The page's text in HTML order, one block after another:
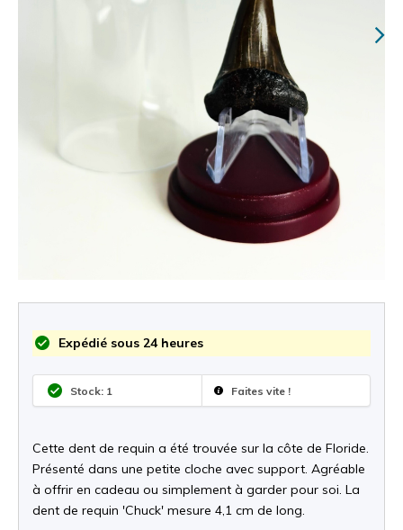
Expédié sous 24 heures
Stock: 1 Faites vite !
Cette dent de requin a été trouvée sur la côte de Floride.
Présenté dans une petite cloche avec support. Agréable
à offrir en cadeau ou simplement à garder pour soi. La
dent de requin 'Chuck' mesure 4,1 cm de long.